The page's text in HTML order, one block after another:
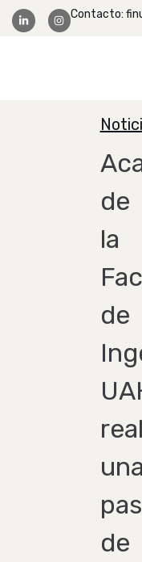
Contacto:
de
la
de
una
de